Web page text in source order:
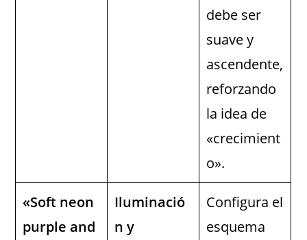
debe ser
suave y
ascendente,
reforzando
la idea de
«crecimient
o».
«Soft neon
purple and
Iluminació
n y
Configura el
esquema